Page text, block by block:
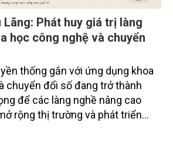
Lãng: Phát huy giá trị làng
học công nghệ và chuyển
thống gắn với ứng dụng khoa
chuyển đổi số đang trở thành
để các làng nghề nâng cao
rộng thị trường và phát triển
nhân và cơ sở sản xuất đã
duy, đầu tư công nghệ, xây